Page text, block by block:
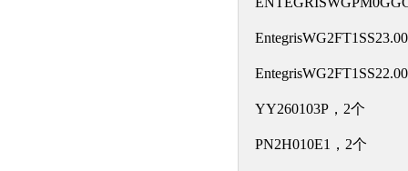
YY260103P，2个
PN2H010E1，2个